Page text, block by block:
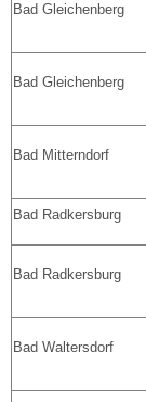
Bad Gleichenberg
Bad Gleichenberg
Bad Mitterndorf
Bad Radkersburg
Bad Radkersburg
Bad Waltersdorf